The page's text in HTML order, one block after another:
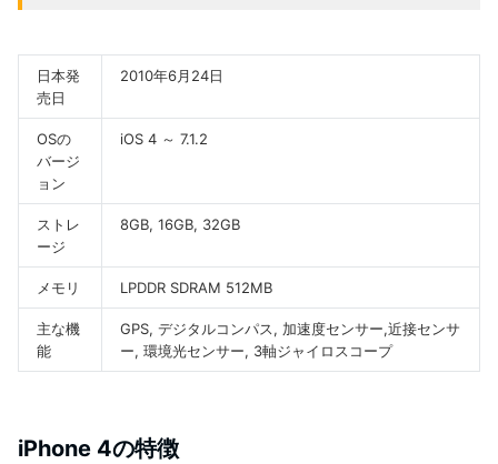
日本発
売日
2010年6月24日
OSの
バージ
ョン
iOS 4 ～ 7.1.2
ストレ
ージ
8GB, 16GB, 32GB
メモリ LPDDR SDRAM 512MB
主な機
能
GPS, デジタルコンパス, 加速度センサー,近接センサ
ー, 環境光センサー, 3軸ジャイロスコープ
iPhone 4の特徴